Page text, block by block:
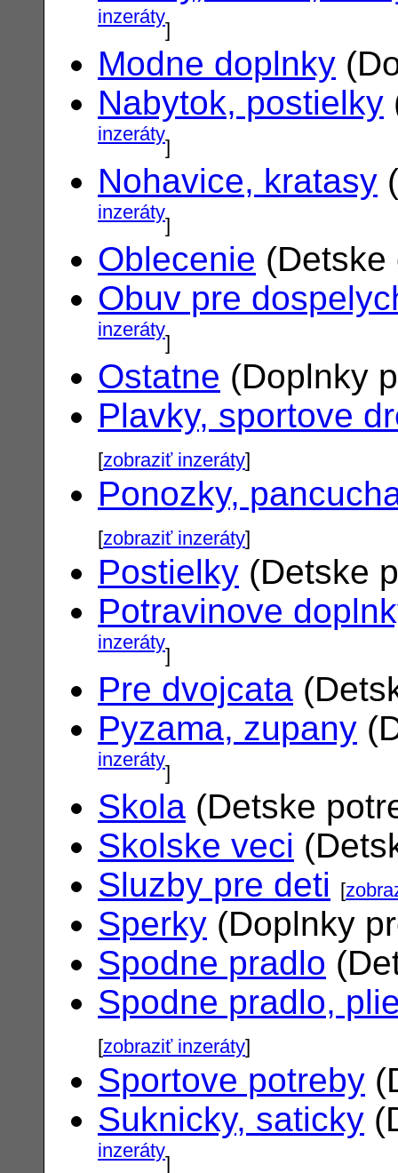
inzeráty]
Modne doplnky
Nabytok, postielky
inzeráty]
Nohavice, kratasy
inzeráty]
Oblecenie
Obuv pre
inzeráty]
Ostatne (Doplnky
Plavky, sportove
[zobraziť inzeráty]
Ponozky,
[zobraziť inzeráty]
Postielky (Detske
Potravinove
inzeráty]
Pre dvojcata
Pyzama, zupany
inzeráty]
Skola (Detske
Skolske veci
Sluzby pre deti [
Sperky (Doplnky
Spodne pradlo
Spodne pradlo,
[zobraziť inzeráty]
Sportove potreby
Suknicky, saticky
inzeráty]